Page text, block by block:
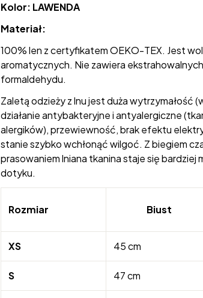
Kolor: LAWENDA
Materiał:
100% len z certyfikatem OEKO-TEX. Jest
aromatycznych. Nie zawiera
formaldehydu.
Zaletą odzieży z lnu jest duża wytrzymałość
działanie antybakteryjne i antyalergiczne
alergików), przewiewność, brak efektu
stanie szybko wchłonąć wilgoć. Z biegiem
prasowaniem lniana tkanina staje się bardziej
dotyku.
Rozmiar Biust
XS 45 cm
S 47 cm